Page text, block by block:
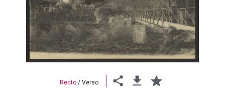
Previous Next
Recto / Verso